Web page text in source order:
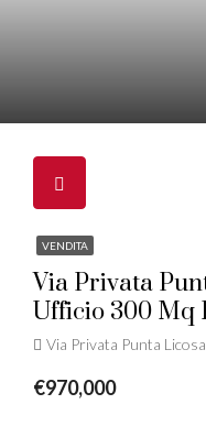
VENDITA
Via Privata
Ufficio 300 Mq
Via Privata Punta Licosa, Maggiore -
€970,000